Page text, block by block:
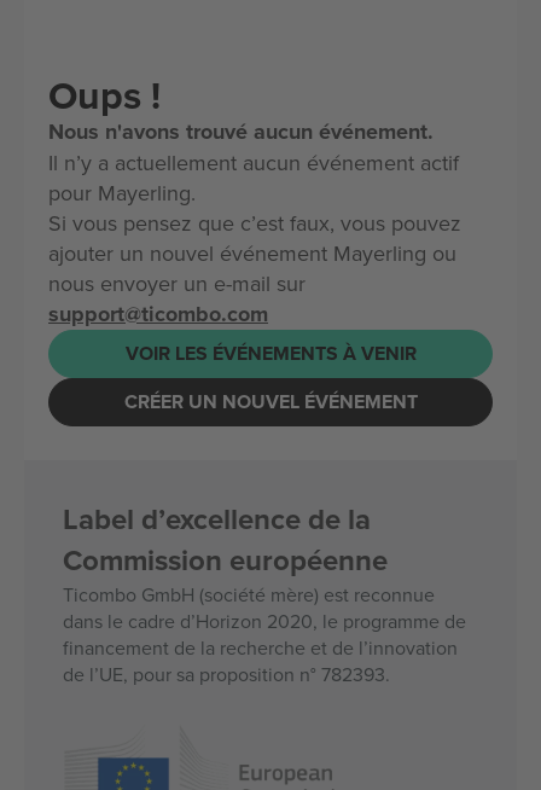
Oups !
Nous n'avons trouvé aucun événement.
Il n’y a actuellement aucun événement actif
pour Mayerling.
Si vous pensez que c’est faux, vous pouvez
ajouter un nouvel événement Mayerling ou
nous envoyer un e-mail sur
support@ticombo.com
VOIR LES ÉVÉNEMENTS À VENIR
CRÉER UN NOUVEL ÉVÉNEMENT
Label d’excellence de la
Commission européenne
Ticombo GmbH (société mère) est reconnue
dans le cadre d’Horizon 2020, le programme de
financement de la recherche et de l’innovation
de l’UE, pour sa proposition n° 782393.